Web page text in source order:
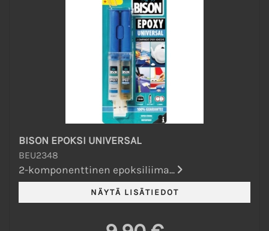
BISON EPOKSI UNIVERSAL
BEU2348
2-komponenttinen epoksiliima...